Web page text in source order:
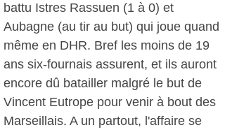
battu Istres Rassuen (1 à 0) et
Aubagne (au tir au but) qui joue quand
même en DHR. Bref les moins de 19
ans six-fournais assurent, et ils auront
encore dû batailler malgré le but de
Vincent Eutrope pour venir à bout des
Marseillais. A un partout, l'affaire se